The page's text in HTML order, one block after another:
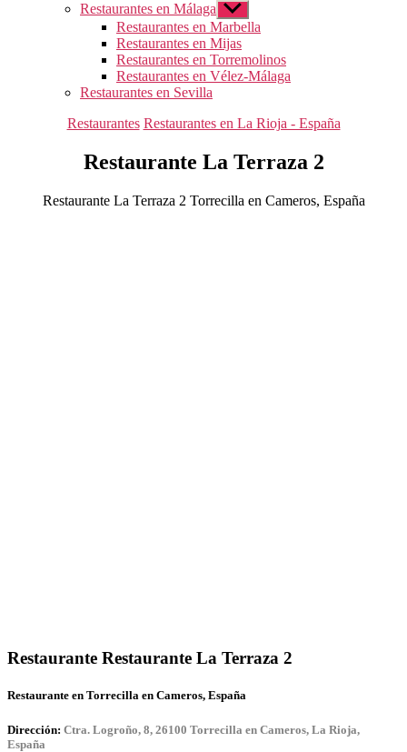
Restaurantes en Málaga Mostrar
el
submenú
Restaurantes en Marbella
Restaurantes en Mijas
Restaurantes en Torremolinos
Restaurantes en Vélez-Málaga
Restaurantes en Sevilla
Categorías
Restaurantes Restaurantes en La Rioja - España
Restaurante La Terraza 2
Restaurante La Terraza 2 Torrecilla en Cameros, España
Restaurante Restaurante La Terraza 2
Restaurante en Torrecilla en Cameros, España
Dirección: Ctra. Logroño, 8, 26100 Torrecilla en Cameros, La Rioja,
España